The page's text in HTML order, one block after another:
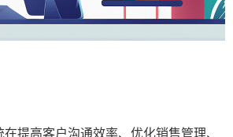
提高客户沟通效率、优化销售管理、